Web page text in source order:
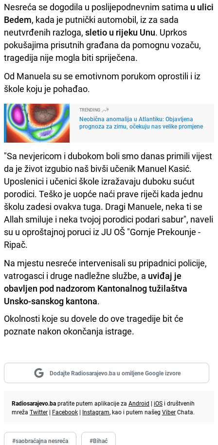
Nesreća se dogodila u poslijepodnevnim satima u ulici
Bedem, kada je putnički automobil, iz za sada
neutvrđenih razloga, sletio u rijeku Unu. Uprkos
pokušajima prisutnih građana da pomognu vozaču,
tragedija nije mogla biti spriječena.
Od Manuela su se emotivnom porukom oprostili i iz
škole koju je pohađao.
TRENDING
Neobična anomalija u Atlantiku: Objavljena
prognoza za zimu, očekuju nas velike promjene
"Sa nevjericom i dubokom boli smo danas primili vijest
da je život izgubio naš bivši učenik Manuel Kasić.
Uposlenici i učenici škole izražavaju duboku sućut
porodici. Teško je uopće naći prave riječi kada jednu
školu zadesi ovakva tuga. Dragi Manuele, neka ti se
Allah smiluje i neka tvojoj porodici podari sabur", naveli
su u oproštajnoj poruci iz JU OŠ "Gornje Prekounje -
Ripač.
Na mjestu nesreće intervenisali su pripadnici policije,
vatrogasci i druge nadležne službe, a uviđaj je
obavljen pod nadzorom Kantonalnog tužilaštva
Unsko-sanskog kantona.
Okolnosti koje su dovele do ove tragedije bit će
poznate nakon okončanja istrage.
Dodajte Radiosarajevo.ba u omiljene Google izvore
Radiosarajevo.bapratite putem aplikacije za Android | iOS i društvenih
mreža Twitter | Facebook | Instagram, kao i putem našeg ViberChata.
#saobraćajna nesreća #Bihać